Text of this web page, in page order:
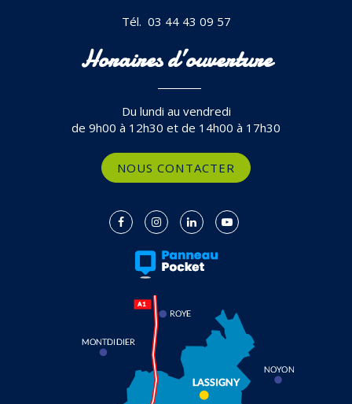
Tél. 03 44 43 09 57
Horaires d’ouverture
Du lundi au vendredi
de 9h00 à 12h30 et de 14h00 à 17h30
NOUS CONTACTER
Lien
compte
Lien
le
compte
Lien
le
compte
Lien